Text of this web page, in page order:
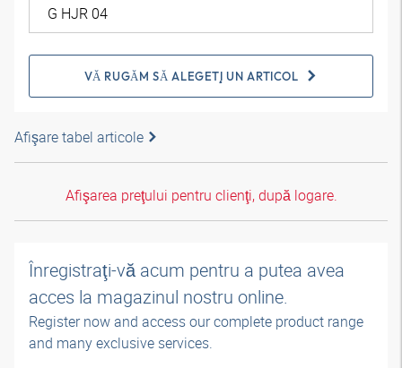
VĂ RUGĂM SĂ ALEGEŢI UN ARTICOL
Afişare tabel articole
Afişarea preţului pentru clienţi, după logare.
Înregistraţi-vă acum pentru a putea avea
acces la magazinul nostru online.
Register now and access our complete product range
and many exclusive services.